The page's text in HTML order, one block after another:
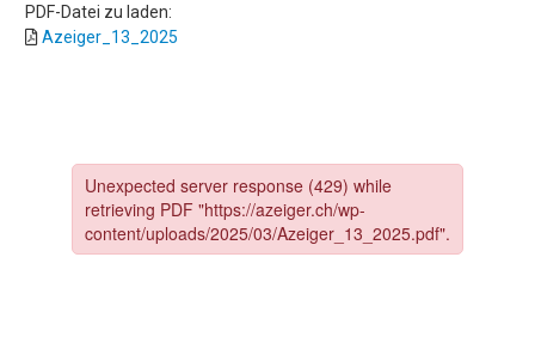
PDF-Datei zu laden:
Azeiger_13_2025